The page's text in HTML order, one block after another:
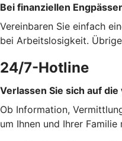
Bei finanziellen
Vereinbaren Sie einfach
bei Arbeitslosigkeit.
24/7-Hotline
Verlassen Sie sich auf
Ob Information,
um Ihnen und Ihrer